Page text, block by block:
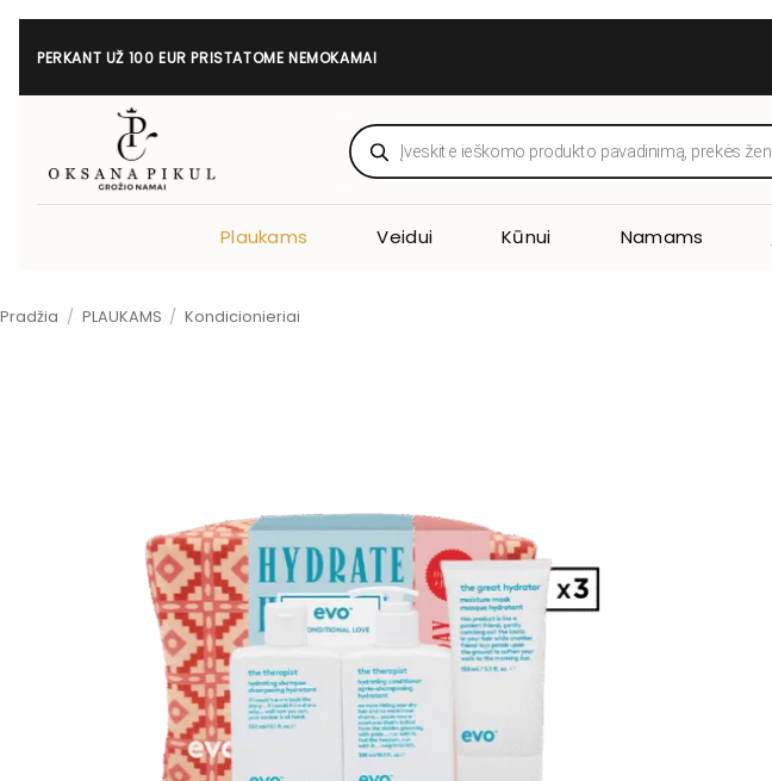
Skip
PERKANT UŽ 100 EUR PRISTATOME NEMOKAMAI
Products
search
Plaukams Veidui Kūnui Namams
Pradžia / PLAUKAMS / Kondicionieriai